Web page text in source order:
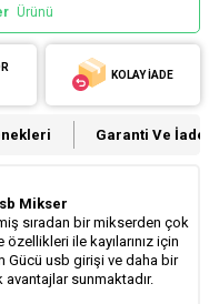
Ürünü
KOLAY İADE
Garanti Ve İade
Mikser
sıradan bir mikserden çok
ile kayılarınız için
Gücü usb girişi ve daha bir
avantajlar sunmaktadır.